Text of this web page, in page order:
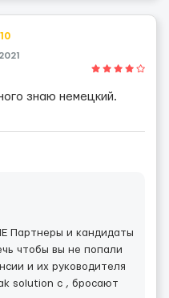
10
знаю немецкий.
Партнеры и кандидаты
чтобы вы не попали
и их руководителя
solution с , бросают